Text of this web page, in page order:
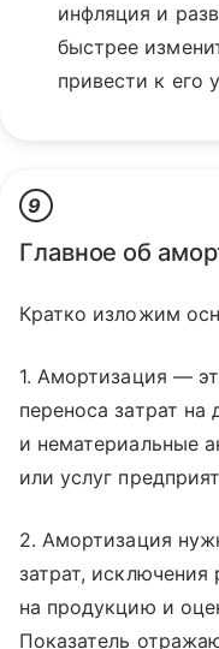
инфляция и
быстрее
привести к его
9
Главное об
Кратко изложим
1. Амортизация —
переноса затрат
и нематериальные
или услуг
2. Амортизация
затрат,
на продукцию и
Показатель